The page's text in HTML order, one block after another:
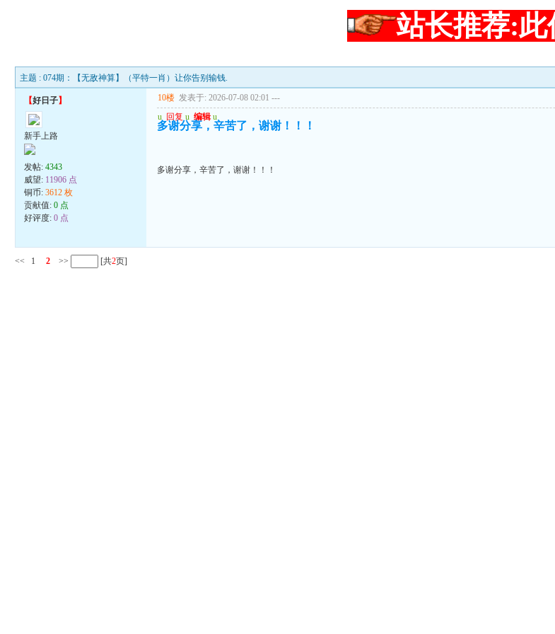
站长推荐:此
主题 : 074期：【无敌神算】（平特一肖）让你告别输钱.
【好日子】
新手上路
发帖:4343
威望: 11906 点
铜币:3612 枚
贡献值:0 点
好评度:0 点
10楼 发表于: 2026-07-08 02:01 ---
u 回复 u 编辑 u
多谢分享，辛苦了，谢谢！！！
多谢分享，辛苦了，谢谢！！！
<< 1 2 >> [共2页]